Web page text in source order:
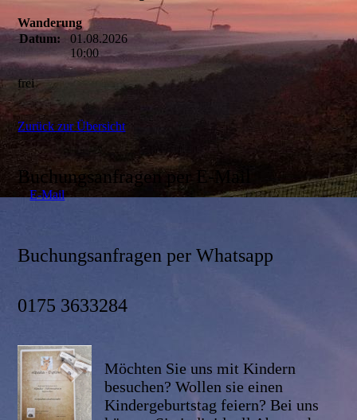
Wanderung
Datum:
01.08.2026
10:00
frei
Zurück zur Übersicht
Buchungsanfragen per E-Mail
E-Mail
Buchungsanfragen per Whatsapp
0175 3633284
Möchten Sie uns mit Kindern
besuchen? Wollen sie einen
Kindergeburtstag feiern? Bei uns